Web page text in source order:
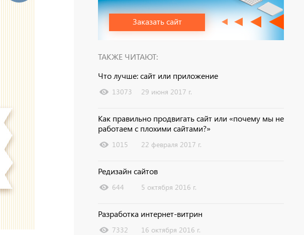
Заказать сайт
ТАКЖЕ ЧИТАЮТ:
Что лучше: сайт или приложение
13073 29 июня 2017 г.
Как правильно продвигать сайт или «почему мы не
работаем с плохими сайтами?»
1015 22 февраля 2017 г.
Редизайн сайтов
644 5 октября 2016 г.
Разработка интернет-витрин
7332 16 октября 2016 г.